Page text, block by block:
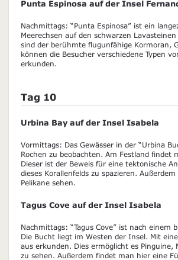
Punta Espinosa auf der Insel
Nachmittags: “Punta Espinosa” ist ein
Meerechsen auf den schwarzen
sind der berühmte flugunfähige Kormoran,
können die Besucher verschiedene Typen
erkunden.
Tag 10
Urbina Bay auf der Insel Isabela
Vormittags: Das Gewässer in der “Urbina
Rochen zu beobachten. Am Festland
Dieser ist der Beweis für eine tektonische
dieses Korallenfelds zu spazieren.
Pelikane sehen.
Tagus Cove auf der Insel Isabela
Nachmittags: “Tagus Cove” ist nach
Die Bucht liegt im Westen der Insel. Mit
aus erkunden. Dies ermöglicht es Pinguine,
zu sehen. Außerdem findet man hier eine